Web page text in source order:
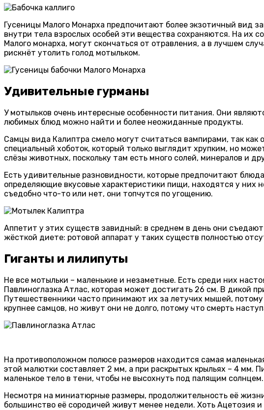
Гусеницы Малого Монарха предпочитают более экзотичный вид
внутри тела взрослых особей эти вещества сохраняются. На их
Малого монарха, могут скончаться от отравления, а в лучшем
рискнёт утолить голод мотыльком.
Удивительные гурманы
У мотыльков очень интересные особенности питания. Они
любимых блюд можно найти и более неожиданные продукты.
Самцы вида Калиптра смело могут считаться вампирами, так
специальный хоботок, который только выглядит хрупким, но
слёзы животных, поскольку там есть много солей, минералов и
Есть удивительные разновидности, которые предпочитают
определяющие вкусовые характеристики пищи, находятся у них
съедобно что-то или нет, они топчутся по угощению.
Аппетит у этих существ завидный: в среднем в день они
жёсткой диете: ротовой аппарат у таких существ полностью
Гиганты и лилипуты
Не все мотыльки – маленькие и незаметные. Есть среди них
Павлиноглазка Атлас, которая может достигать 26 см. В дикой
Путешественники часто принимают их за летучих мышей, потому
крупнее самцов, но живут они не долго, потому что смерть
На противоположном полюсе размеров находится самая
этой малютки составляет 2 мм, а при раскрытых крыльях – 4 мм.
маленькое тело в тени, чтобы не высохнуть под палящим солнцем.
Несмотря на миниатюрные размеры, продолжительность её
большинство её сородичей живут менее недели. Хоть Ацетозия